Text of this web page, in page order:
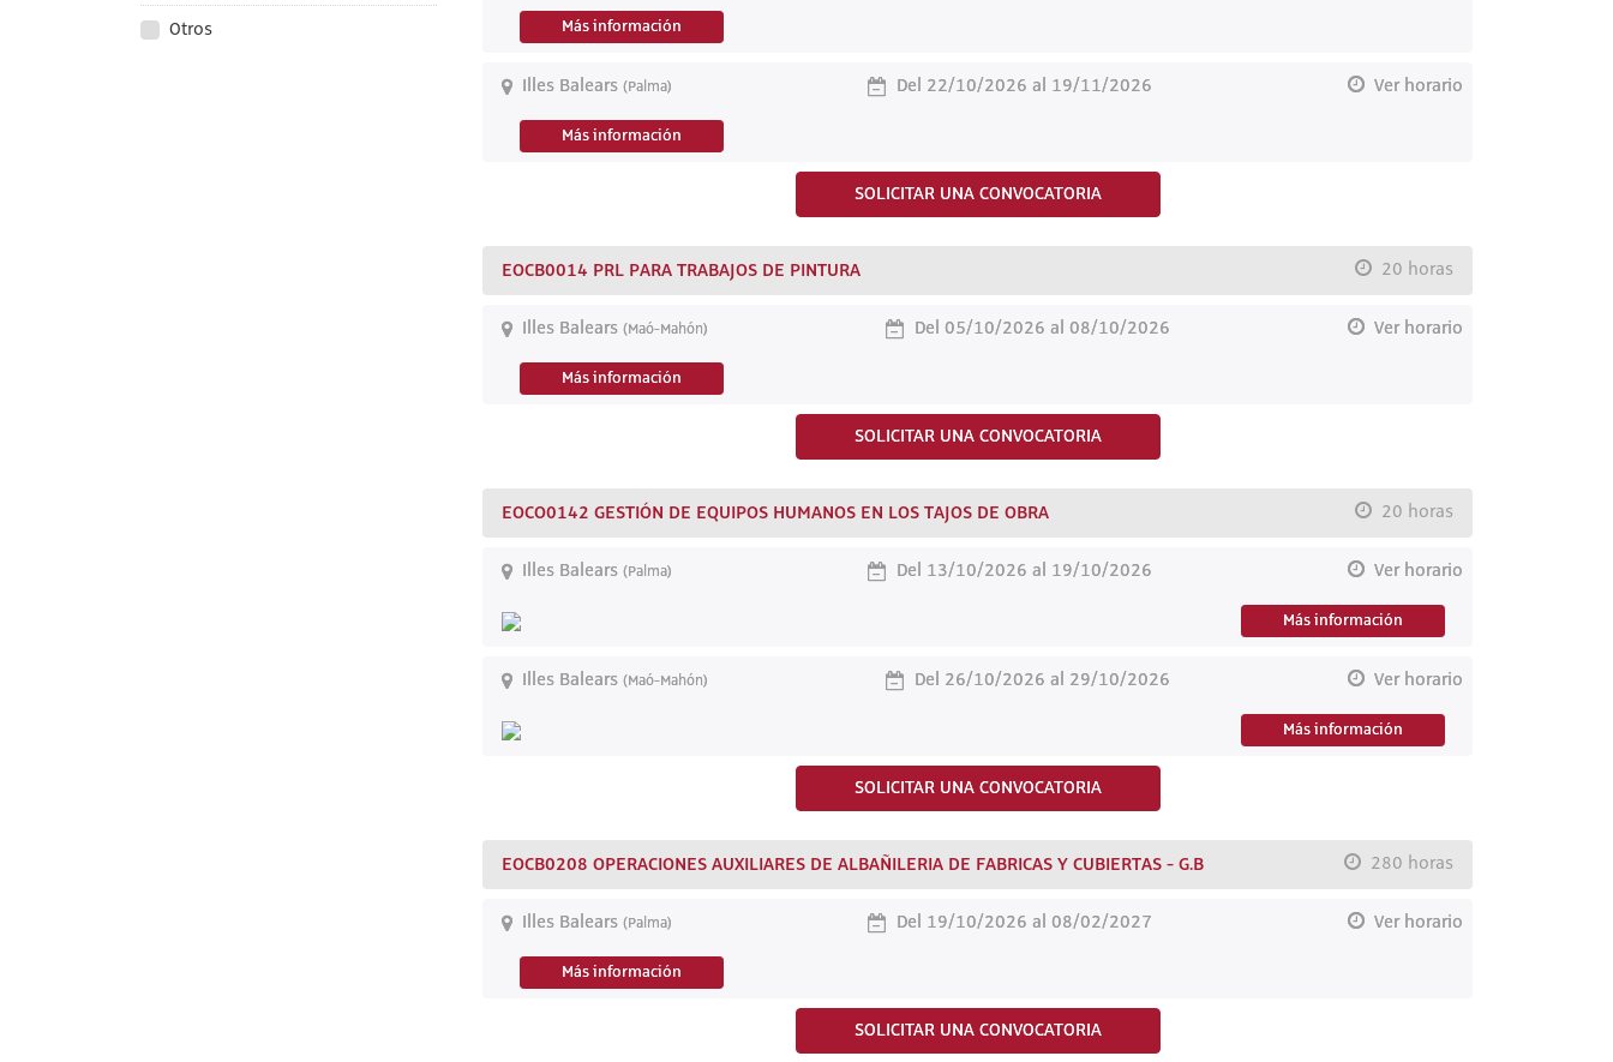
Otros Más información
Illes Balears (Palma) Del 22/10/2026 al 19/11/2026 Ver horario
Más información
SOLICITAR UNA CONVOCATORIA
20 horas
EOCB0014 PRL PARA TRABAJOS DE PINTURA
Illes Balears (Maó-Mahón) Del 05/10/2026 al 08/10/2026 Ver horario
Más información
SOLICITAR UNA CONVOCATORIA
20 horas
EOCO0142 GESTIÓN DE EQUIPOS HUMANOS EN LOS TAJOS DE OBRA
Illes Balears (Palma) Del 13/10/2026 al 19/10/2026 Ver horario
Más información
Illes Balears (Maó-Mahón) Del 26/10/2026 al 29/10/2026 Ver horario
Más información
SOLICITAR UNA CONVOCATORIA
280 horas
EOCB0208 OPERACIONES AUXILIARES DE ALBAÑILERIA DE FABRICAS Y CUBIERTAS - G.B
Illes Balears (Palma) Del 19/10/2026 al 08/02/2027 Ver horario
Más información
SOLICITAR UNA CONVOCATORIA